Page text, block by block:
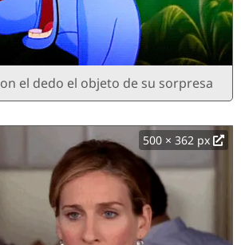
el dedo el objeto de su sorpresa
500 × 362 px